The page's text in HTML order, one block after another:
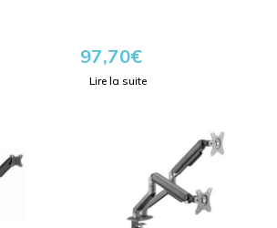
97,70€
Lire la suite